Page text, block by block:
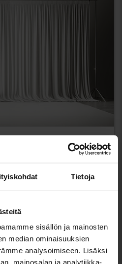
Tietoja
sisällön ja mainosten
median ominaisuuksien
analysoimiseen. Lisäksi
mainosalan ja analytiikka-
Motor AWD